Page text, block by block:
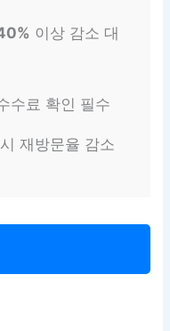
이상 감소 대
수료 확인 필수
재방문율 감소